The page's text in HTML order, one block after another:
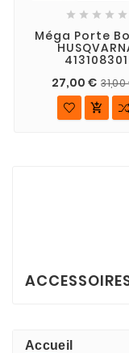
    
Méga Porte
413108301
27,00 €

Accueil